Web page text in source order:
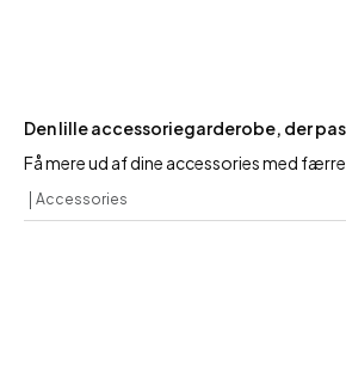
Den lille accessoriegarderobe, der
Få mere ud af dine accessories med
Accessories